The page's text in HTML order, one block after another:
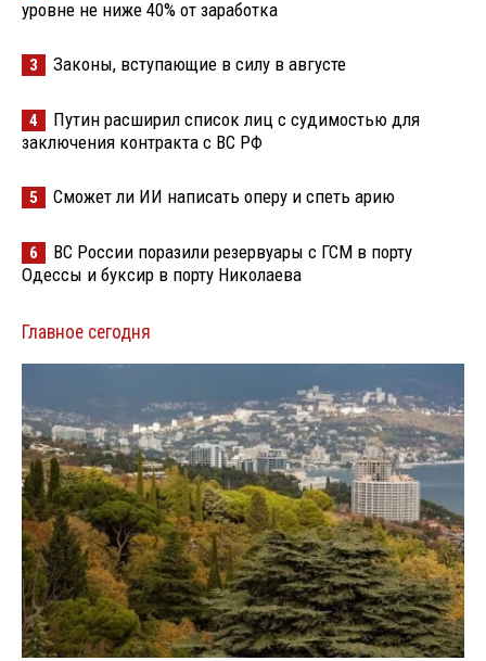
уровне не ниже 40% от заработка
3 Законы, вступающие в силу в августе
4
Путин расширил список лиц с судимостью для
заключения контракта с ВС РФ
5 Сможет ли ИИ написать оперу и спеть арию
6
ВС России поразили резервуары с ГСМ в порту
Одессы и буксир в порту Николаева
Главное сегодня